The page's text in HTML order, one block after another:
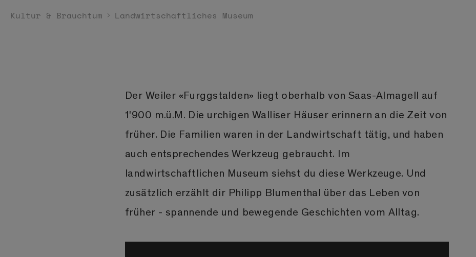
Kultur & Brauchtum Landwirtschaftliches Museum
Der Weiler «Furggstalden» liegt oberhalb von Saas-Almagell auf
1'900 m.ü.M. Die urchigen Walliser Häuser erinnern an die Zeit von
früher. Die Familien waren in der Landwirtschaft tätig, und haben
auch entsprechendes Werkzeug gebraucht. Im
landwirtschaftlichen Museum siehst du diese Werkzeuge. Und
zusätzlich erzählt dir Philipp Blumenthal über das Leben von
früher - spannende und bewegende Geschichten vom Alltag.